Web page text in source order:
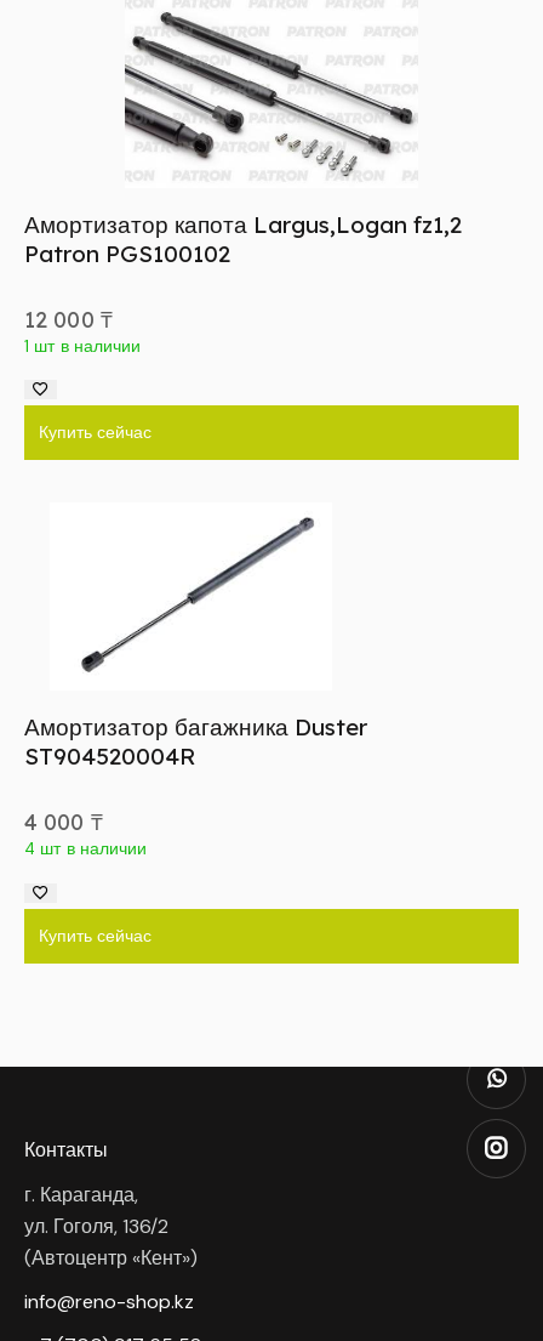
Амортизатор капота Largus,Logan fz1,2
Patron PGS100102
12 000 ₸
1 шт в наличии
Купить сейчас
Амортизатор багажника Duster
ST904520004R
4 000 ₸
4 шт в наличии
Купить сейчас
Контакты
г. Караганда,
ул. Гоголя, 136/2
(Автоцентр «Кент»)
info@reno-shop.kz